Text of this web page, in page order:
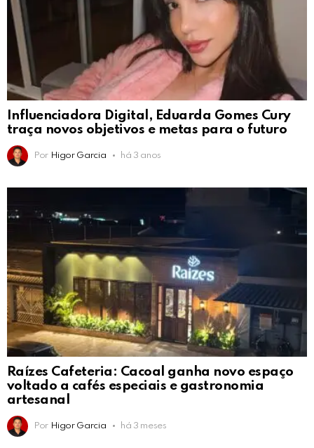
Influenciadora Digital, Eduarda Gomes Cury
traça novos objetivos e metas para o futuro
Por Higor Garcia há 3 anos
Raízes Cafeteria: Cacoal ganha novo espaço
voltado a cafés especiais e gastronomia
artesanal
Por Higor Garcia há 3 meses